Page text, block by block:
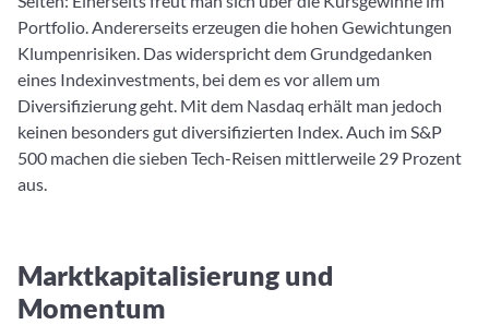
Portfolio. Andererseits erzeugen die hohen Gewichtungen
Klumpenrisiken. Das widerspricht dem Grundgedanken
eines Indexinvestments, bei dem es vor allem um
Diversifizierung geht. Mit dem Nasdaq erhält man jedoch
keinen besonders gut diversifizierten Index. Auch im S&P
500 machen die sieben Tech-Reisen mittlerweile 29 Prozent
aus.
Marktkapitalisierung und
Momentum